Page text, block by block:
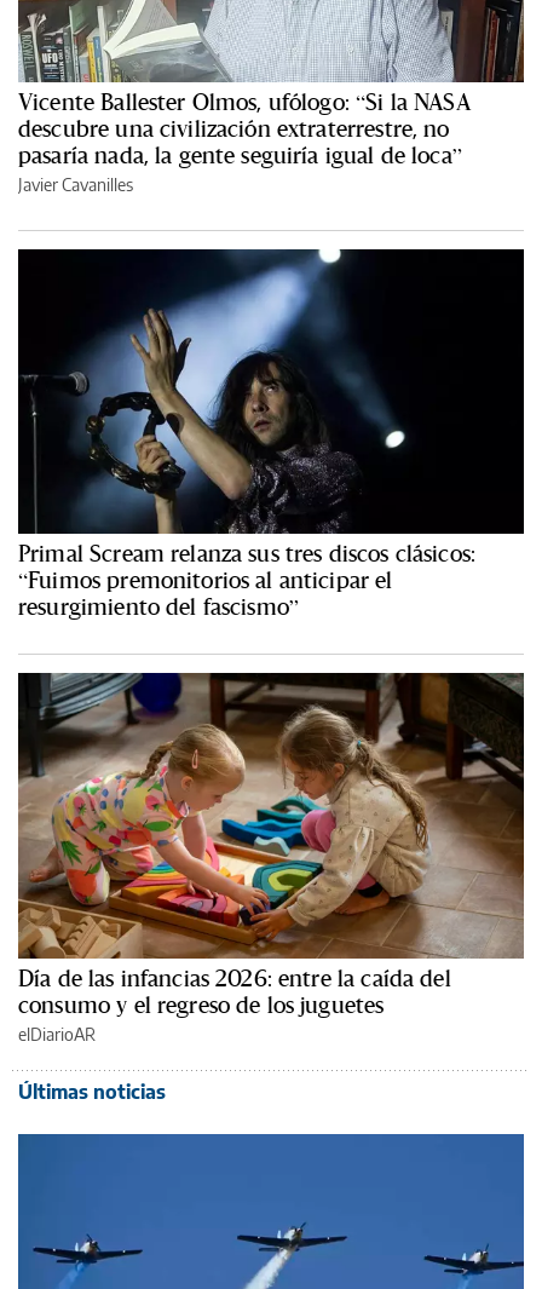
Vicente Ballester Olmos, ufólogo: “Si la NASA
descubre una civilización extraterrestre, no
pasaría nada, la gente seguiría igual de loca”
Javier Cavanilles
Primal Scream relanza sus tres discos clásicos:
“Fuimos premonitorios al anticipar el
resurgimiento del fascismo”
Día de las infancias 2026: entre la caída del
consumo y el regreso de los juguetes
elDiarioAR
Últimas noticias